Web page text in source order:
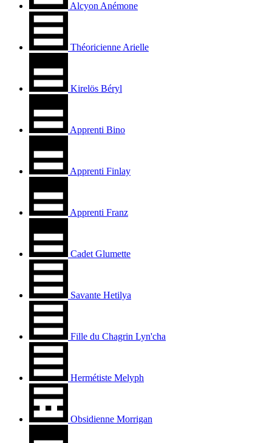
Alcyon Anémone
Théoricienne Arielle
Kirelös Béryl
Apprenti Bino
Apprenti Finlay
Apprenti Franz
Cadet Glumette
Savante Hetilya
Fille du Chagrin Lyn'cha
Hermétiste Melyph
Obsidienne Morrigan